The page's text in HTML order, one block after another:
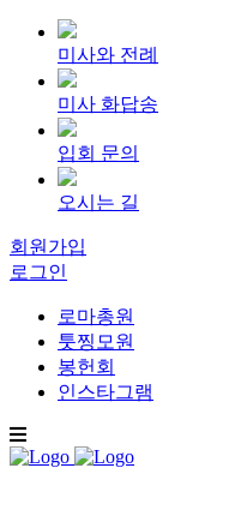
미사와 전례
미사 화답송
입회 문의
오시는 길
회원가입
로그인
로마총원
툿찡모원
봉헌회
인스타그램